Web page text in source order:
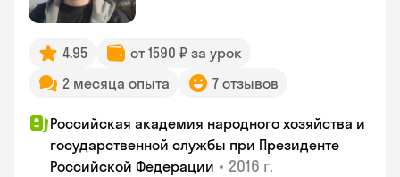
4.95
от 1590 ₽ за урок
2 месяца опыта
7 отзывов
Российская академия народного хозяйства и
государственной службы при Президенте
Российской Федерации • 2016 г.